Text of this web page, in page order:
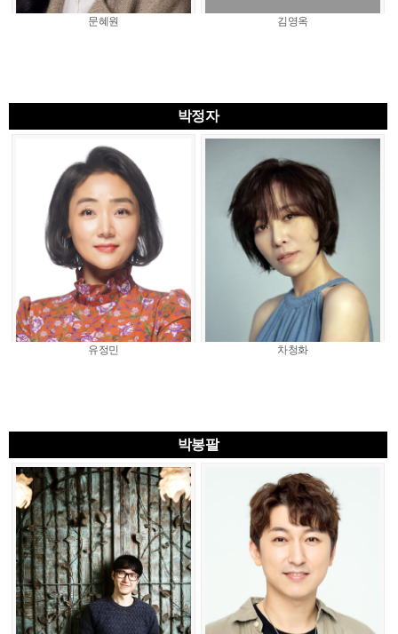
문혜원 김영옥
박정자
유정민 차청화
박봉팔